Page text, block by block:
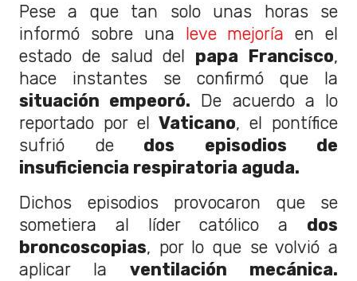
Pese a que tan solo unas horas se
informó sobre una leve mejoría en el
estado de salud del papa Francisco,
hace instantes se confirmó que la
situación empeoró. De acuerdo a lo
reportado por elVaticano, el pontífice
sufrió dedos episodios de
insuficiencia respiratoria aguda.
Dichos episodios provocaron que se
sometiera al líder católico a dos
broncoscopias, por lo que se volvió a
aplicar la ventilación mecánica.